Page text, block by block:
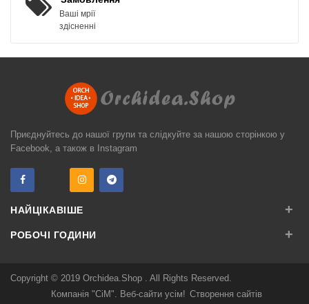
Ваші мрії
здісненні
Приєднуйтесь до нашої групи та слідкуйте за нашою сторінкою у
Facebook, а також в Instagram
НАЙЦІКАВІШЕ +
РОБОЧІ ГОДИНИ +
Copyright © 2019 Orchidea.Shop
. All Rights Reserved.
Компанія "СіМ". Веб-сайти усім! Створення сайтів